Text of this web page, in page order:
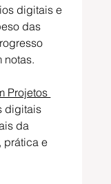
digitais e
das
notas.
Projetos
digitais
da
prática e